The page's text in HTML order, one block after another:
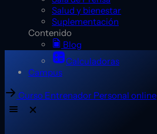
Salud y bienestar
Suplementación
Contenido
Blog
Calculadoras
Campus
Curso Entrenador Personal online